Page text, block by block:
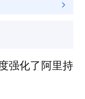
强化了阿里持